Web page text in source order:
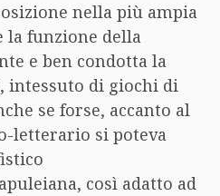
nella più ampia
la funzione della
e ben condotta la
intessuto di giochi di
se forse, accanto al
letterario si poteva
così adatto ad